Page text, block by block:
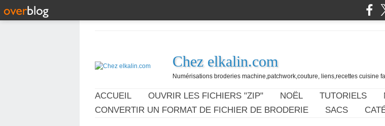
Chez elkalin.com
Numérisations broderies machine,patchwork,couture, liens,recettes cuisine
ACCUEIL OUVRIR LES FICHIERS "ZIP" NOËL TUTORIELS
CONVERTIR UN FORMAT DE FICHIER DE BRODERIE
SACS